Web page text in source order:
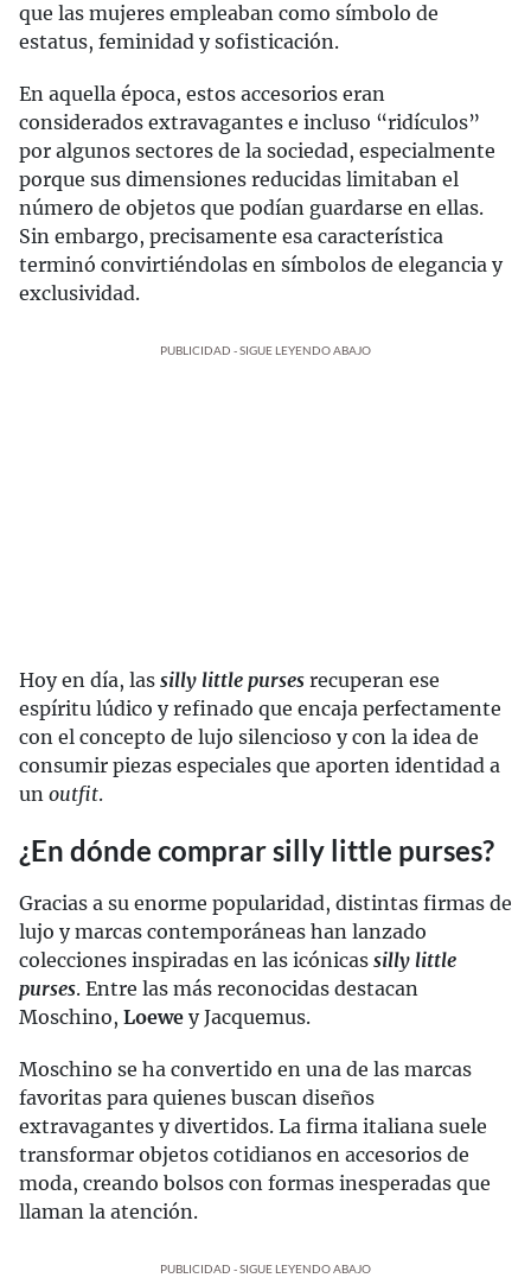
que las mujeres empleaban como símbolo de
estatus, feminidad y sofisticación.
En aquella época, estos accesorios eran
considerados extravagantes e incluso “ridículos”
por algunos sectores de la sociedad, especialmente
porque sus dimensiones reducidas limitaban el
número de objetos que podían guardarse en ellas.
Sin embargo, precisamente esa característica
terminó convirtiéndolas en símbolos de elegancia y
exclusividad.
PUBLICIDAD - SIGUE LEYENDO ABAJO
Hoy en día, las silly little purses recuperan ese
espíritu lúdico y refinado que encaja perfectamente
con el concepto de lujo silencioso y con la idea de
consumir piezas especiales que aporten identidad a
un outfit.
¿En dónde comprar silly little purses?
Gracias a su enorme popularidad, distintas firmas de
lujo y marcas contemporáneas han lanzado
colecciones inspiradas en las icónicas silly little
purses. Entre las más reconocidas destacan
Moschino, Loewe y Jacquemus.
Moschino se ha convertido en una de las marcas
favoritas para quienes buscan diseños
extravagantes y divertidos. La firma italiana suele
transformar objetos cotidianos en accesorios de
moda, creando bolsos con formas inesperadas que
llaman la atención.
PUBLICIDAD - SIGUE LEYENDO ABAJO